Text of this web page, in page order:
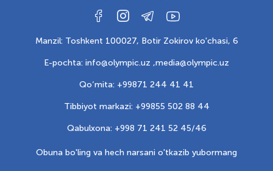
Manzil: Toshkent 100027, Botir Zokirov ko'chasi, 6
E-pochta: info@olympic.uz ,media@olympic.uz
Qo‘mita: +99871 244 41 41
Tibbiyot markazi: +99855 502 88 44
Qabulxona: +998 71 241 52 45/46
Obuna bo'ling va hech narsani o'tkazib yubormang